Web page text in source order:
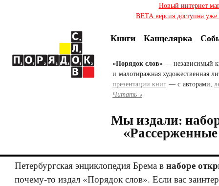
Новый интернет
BETA версия доступна
Книги Канцелярка
«Порядок слов» — независимый
и малотиражная художественная
презентации книг — с авторами,
Читать »
Мы издали:
Петербургская энциклопедия Брема в наборе
почему-то издал «Порядок слов». Если вас